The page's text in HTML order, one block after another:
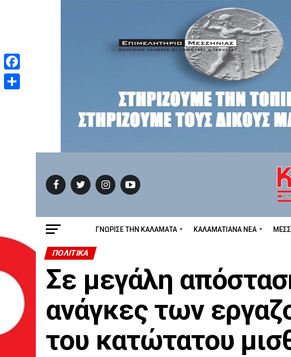
ΓΝΩΡΙΣΕ ΤΗΝ ΚΑΛΑΜΑΤΑ ΚΑΛΑΜΑΤΙΑΝΑ ΝΕΑ
ΠΟΛΙΤΙΚΆ
Σε μεγάλη
ανάγκες των
του κατώτατου
Facebook